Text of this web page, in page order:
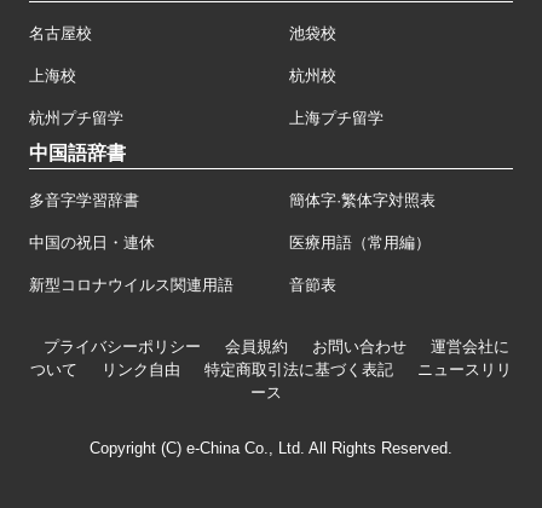
名古屋校 池袋校
上海校 杭州校
杭州プチ留学 上海プチ留学
中国語辞書
多音字学習辞書 簡体字·繁体字対照表
中国の祝日・連休 医療用語（常用編）
新型コロナウイルス関連用語 音節表
プライバシーポリシー 会員規約 お問い合わせ
運営会社に
ついて
リンク自由 特定商取引法に基づく表記
ニュースリリ
ース
Copyright (C) e-China Co., Ltd. All Rights Reserved.